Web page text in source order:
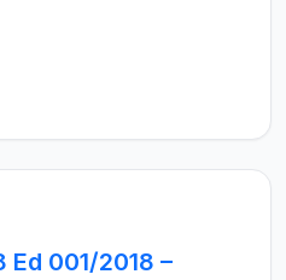
Ed 001/2018 –